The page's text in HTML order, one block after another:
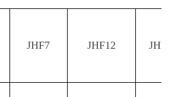
JHF7 JHF12 JHF19